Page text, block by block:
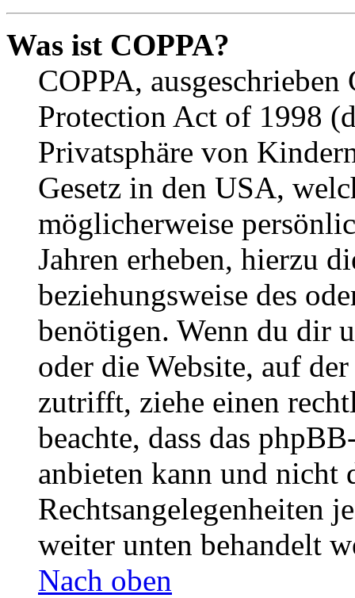
Was ist COPPA?
COPPA,
Protection Act of 1998
Privatsphäre von
Gesetz in den USA,
möglicherweise
Jahren erheben, hierzu
beziehungsweise des
benötigen. Wenn du dir
oder die Website, auf
zutrifft, ziehe einen
beachte, dass das
anbieten kann und nicht
Rechtsangelegenheiten
weiter unten behandelt
Nach oben